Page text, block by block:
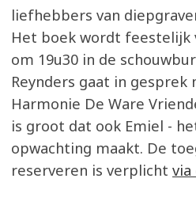
liefhebbers van
Het boek wordt feestelijk
om 19u30 in de
Reynders gaat in
Harmonie De Ware
is groot dat ook Emiel -
opwachting maakt. De
reserveren is verplicht via